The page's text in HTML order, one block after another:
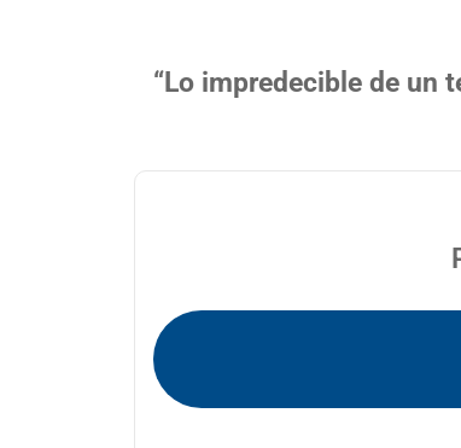
“Lo impredecible de un